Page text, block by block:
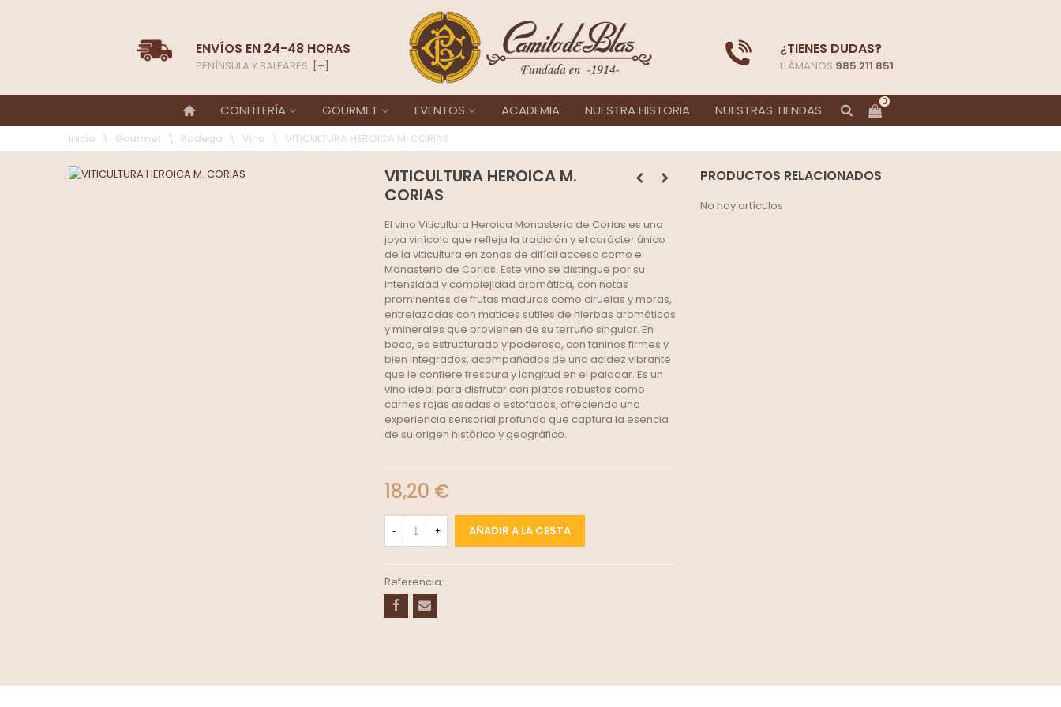
ENVÍOS EN 24-48 HORAS
PENÍNSULA Y BALEARES. [+]
¿TIENES DUDAS?
LLÁMANOS 985 211 851
CONFITERÍA GOURMET EVENTOS ACADEMIA NUESTRA HISTORIA NUESTRAS TIENDAS
0
Inicio \ Gourmet \ Bodega \ Vino \ VITICULTURA HEROICA M. CORIAS
VITICULTURA HEROICA M.
CORIAS
El vino Viticultura Heroica Monasterio de Corias es una
joya vinícola que refleja la tradición y el carácter único
de la viticultura en zonas de difícil acceso como el
Monasterio de Corias. Este vino se distingue por su
intensidad y complejidad aromática, con notas
prominentes de frutas maduras como ciruelas y moras,
entrelazadas con matices sutiles de hierbas aromáticas
y minerales que provienen de su terruño singular. En
boca, es estructurado y poderoso, con taninos firmes y
bien integrados, acompañados de una acidez vibrante
que le confiere frescura y longitud en el paladar. Es un
vino ideal para disfrutar con platos robustos como
carnes rojas asadas o estofados, ofreciendo una
experiencia sensorial profunda que captura la esencia
de su origen histórico y geográfico.
18,20 €
- + AÑADIR A LA CESTA
Referencia:
PRODUCTOS RELACIONADOS
No hay artículos